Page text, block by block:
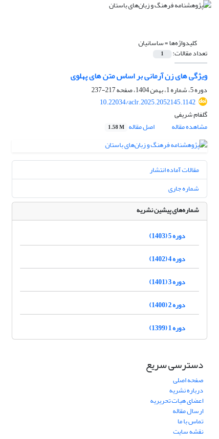
کلیدواژه‌ها =‌ساسانیان
تعداد مقالات: 1
ویژگی های زن آرمانی بر اساس متن های پهلوی
دوره 5، شماره 1، بهمن 1404، صفحه
217-237
10.22034/aclr.2025.2052145.1142
گلفام شریفی
مشاهده مقاله
اصل مقاله 1.58 M
مقالات آماده انتشار
شماره جاری
شماره‌های پیشین نشریه
دوره 5 (1403)
دوره 4 (1402)
دوره 3 (1401)
دوره 2 (1400)
دوره 1 (1399)
دسترسی سریع
صفحه اصلی
درباره نشریه
اعضای هیات تحریریه
ارسال مقاله
تماس با ما
نقشه سایت